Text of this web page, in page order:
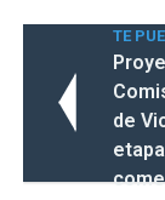
TE
de